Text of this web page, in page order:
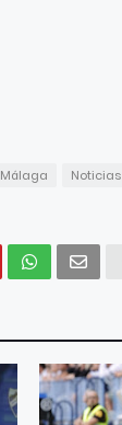
Málaga Noticias